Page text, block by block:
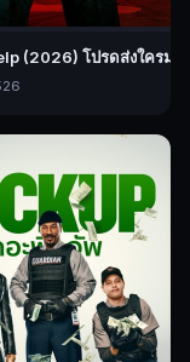
ง: วันที่หนึ่ง
(2026) โปรดส่งใครม